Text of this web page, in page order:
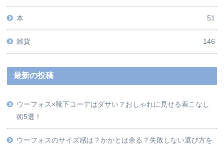
本 51
雑貨 146
最新の投稿
ウーフォス×靴下コーデはダサい？おしゃれに見せる着こなし
術5選！
ウーフォスのサイズ感は？かかとは余る？失敗しない選び方を